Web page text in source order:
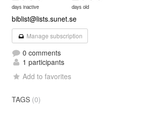
days inactive days old
biblist@lists.sunet.se
Manage subscription
0 comments
1 participants
Add to favorites
TAGS (0)